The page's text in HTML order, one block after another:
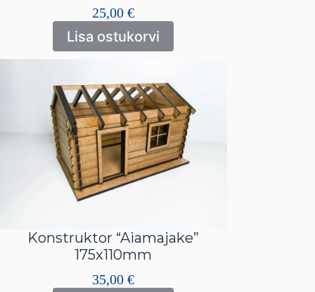
25,00€
Lisa ostukorvi
Konstruktor “Aiamajake”
175x110mm
35,00€